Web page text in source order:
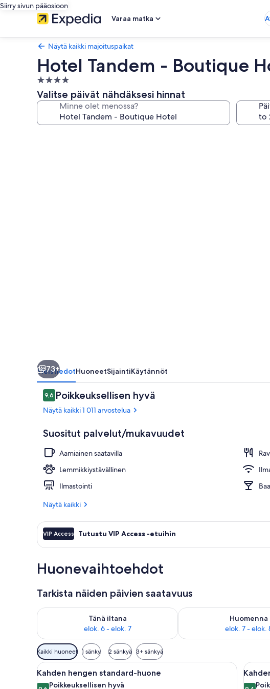
Siirry sivun pääosioon
Varaa matka
Näytä kaikki majoituspaikat
Hotel Tandem - Boutique
4.0
tähden
majoituspaikka
Valitse päivät nähdäksesi hinnat
Minne olet menossa?
73+
YleistiedotHuoneetSijaintiKäytännöt
Arvostelut
9,69,6 kautta 10.
Poikkeuksellisen hyvä
Näytä kaikki 1 011 arvostelua
Suositut palvelut/mukavuudet
Aamiainen saatavilla
Lemmikkiystävällinen
Ilmastointi
Näytä kaikki
VIP Access Tutustu VIP Access -etuihin
Huonevaihtoehdot
Tarkista näiden päivien saatavuus
Tänä iltana
elok. 6 - elok. 7
Tarkista tämän illan saatavuus elok. 6 - elok. 7
Huomenna
elok. 7 - elok.
Tarkista huomisen
Huoneille
saatavilla
olevia
suodattimia
Kaikki huoneet 1 sänky 2 sänkyä 3+ sänkyä
Avaa
kaikki
Hotellihuone, jossa on sänky, vihreä pääty,
8
Kahden hengen standard-huone
Poikkeuksellisen hyvä
Avaa
kaikki
8